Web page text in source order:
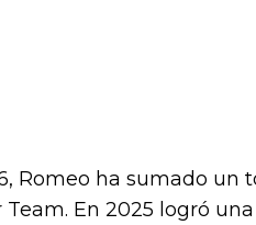
Romeo ha sumado un
En 2025 logró